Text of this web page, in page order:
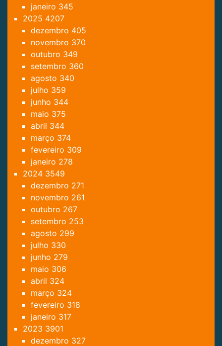
janeiro 345
2025 4207
dezembro 405
novembro 370
outubro 349
setembro 360
agosto 340
julho 359
junho 344
maio 375
abril 344
março 374
fevereiro 309
janeiro 278
2024 3549
dezembro 271
novembro 261
outubro 267
setembro 253
agosto 299
julho 330
junho 279
maio 306
abril 324
março 324
fevereiro 318
janeiro 317
2023 3901
dezembro 327